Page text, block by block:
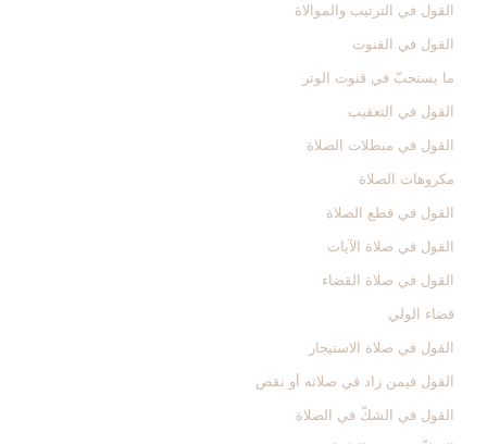
القول في الترتيب والموالاة
القول في القنوت‏
ما يستحبّ في قنوت الوتر
القول في التعقيب‏
القول في مبطلات الصلاة
مكروهات الصلاة
القول في قطع الصلاة
القول في صلاة الآيات‏
القول في صلاة القضاء
قضاء الولي‏
القول في صلاة الاستيجار
القول فيمن زاد في صلاته أو نقص‏
القول في الشكّ في الصلاة